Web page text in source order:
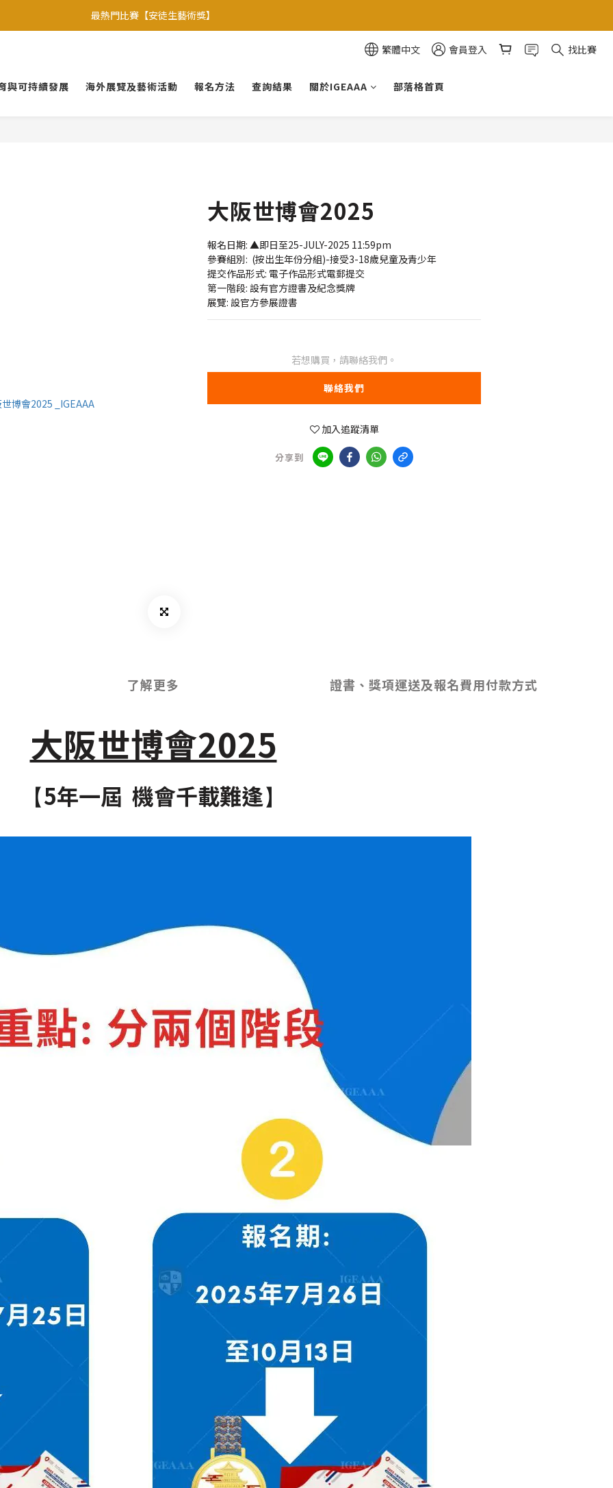
【會員優惠】加入會員專享更多會員禮遇
焦點比賽: 【聯合國官方項目】
繁體中文 會員登入 找比賽
與可持續發展 海外展覽及藝術活動 報名方法 查詢結果 關於IGEAAA 部落格首頁
大阪世博會2025
報名日期: ▲即日至25-JULY-2025 11:59pm
參賽組別:  (按出生年份分組)-接受3-18歲兒童及青少年
提交作品形式: 電子作品形式電郵提交
第一階段: 設有官方證書及紀念獎牌
展覽: 設官方參展證書
若想購買，請聯絡我們。
聯絡我們
加入追蹤清單
分享到
了解更多 證書、獎項運送及報名費用付款方式
大阪世博會2025
【5年一屆 機會千載難逢】